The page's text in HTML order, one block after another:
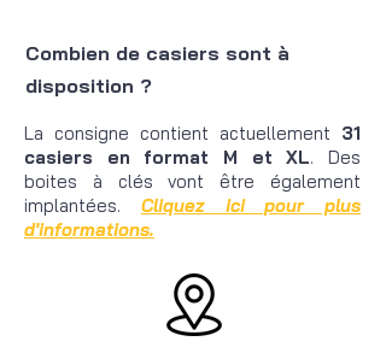
Combien de casiers sont à
disposition ?
La consigne contient actuellement 31
casiers en format M et XL. Des
boites à clés vont être également
implantées. Cliquez ici pour plus
d'informations.